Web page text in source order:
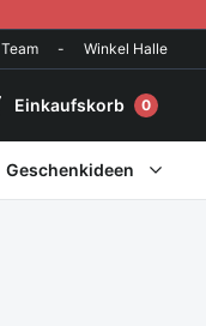
Team - Winkel Halle
Einkaufskorb 0
Geschenkideen